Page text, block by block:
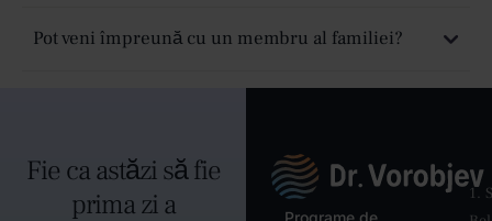
Pot veni împreună cu un membru al familiei?
1.
Fie ca astăzi să fie
prima zi a